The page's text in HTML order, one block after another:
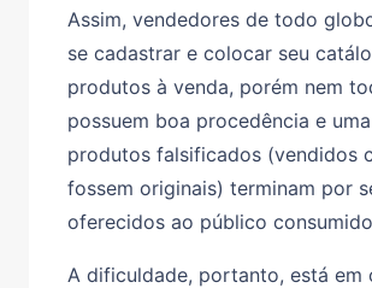
Assim, vendedores de todo
se cadastrar e colocar seu
produtos à venda, porém nem
possuem boa procedência e
produtos falsificados (vendidos
fossem originais) terminam por
oferecidos ao público
A dificuldade, portanto, está em